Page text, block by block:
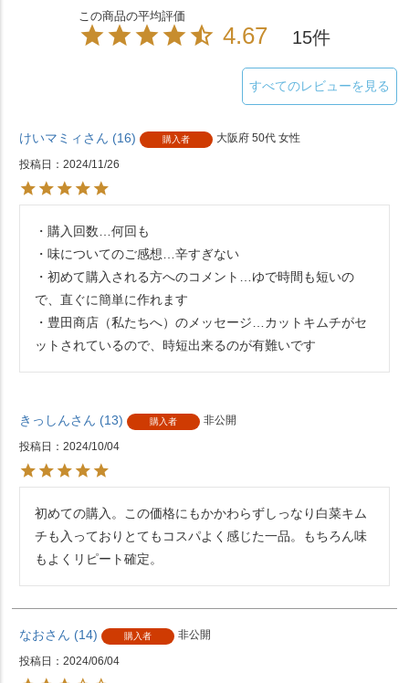
4.67 15
すべてのレビューを見る
けいマミィ 16 購入者 大阪府 50代 女性
投稿日 2024/11/26
・購入回数…何回も
・味についてのご感想…辛すぎない
・初めて購入される方へのコメント…ゆで時間も短いの
で、直ぐに簡単に作れます
・豊田商店（私たちへ）のメッセージ…カットキムチがセ
ットされているので、時短出来るのが有難いです
きっしん 13 購入者 非公開
投稿日 2024/10/04
初めての購入。この価格にもかかわらずしっなり白菜キム
チも入っておりとてもコスパよく感じた一品。もちろん味
もよくリピート確定。
なお 14 購入者 非公開
投稿日 2024/06/04